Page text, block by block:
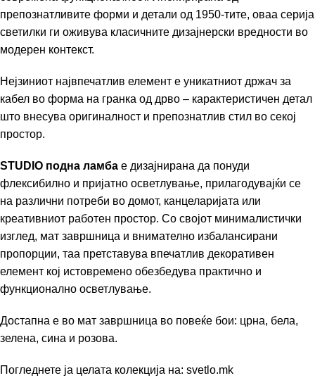
препознатливите форми и детали од 1950-тите, оваа серија
светилки ги оживува класичните дизајнерски вредности во
модерен контекст.
Нејзиниот највпечатлив елемент е уникатниот држач за
кабел во форма на гранка од дрво – карактеристичен детал
што внесува оригиналност и препознатлив стил во секој
простор.
STUDIO подна ламба е дизајнирана да понуди
флексибилно и пријатно осветлување, прилагодувајќи се
на различни потреби во домот, канцеларијата или
креативниот работен простор. Со својот минималистички
изглед, мат завршница и внимателно избалансирани
пропорции, таа претставува впечатлив декоративен
елемент кој истовремено обезбедува практично и
функционално осветлување.
Достапна е во мат завршница во повеќе бои: црна, бела,
зелена, сина и розова.
Погледнете ја целата колекција на: svetlo.mk